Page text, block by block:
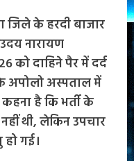
जिले के हरदी बाजार
नारायण
को दाहिने पैर में दर्द
अपोलो अस्पताल में
कहना है कि भर्ती के
थी, लेकिन उपचार
गई।